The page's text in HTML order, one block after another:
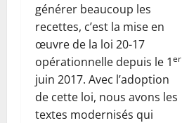
générer beaucoup les
recettes, c’est la mise en
œuvre de la loi 20-17
opérationnelle depuis le 1er
juin 2017. Avec l’adoption
de cette loi, nous avons les
textes modernisés qui